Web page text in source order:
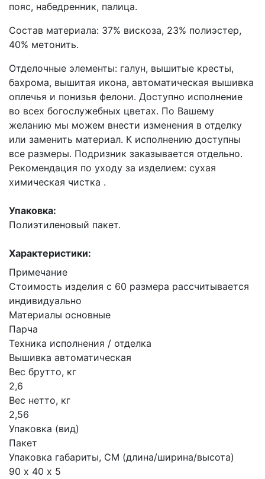
пояс, набедренник, палица.
Состав материала: 37% вискоза, 23% полиэстер,
40% метонить.
Отделочные элементы: галун, вышитые кресты,
бахрома, вышитая икона, автоматическая вышивка
оплечья и понизья фелони. Доступно исполнение
во всех богослужебных цветах. По Вашему
желанию мы можем внести изменения в отделку
или заменить материал. К исполнению доступны
все размеры. Подризник заказывается отдельно.
Рекомендация по уходу за изделием: сухая
химическая чистка .
Упаковка:
Полиэтиленовый пакет.
Характеристики:
Примечание
Стоимость изделия с 60 размера рассчитывается
индивидуально
Материалы основные
Парча
Техника исполнения / отделка
Вышивка автоматическая
Вес брутто, кг
2,6
Вес нетто, кг
2,56
Упаковка (вид)
Пакет
Упаковка габариты, СМ (длина/ширина/высота)
90 х 40 х 5